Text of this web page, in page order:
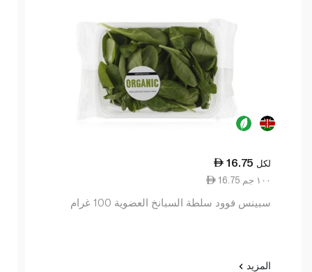
16.75 لكل
16.75 ١٠٠ جم
سبينس فوود سلطة السبانخ العضوية 100 غرام
المزيد